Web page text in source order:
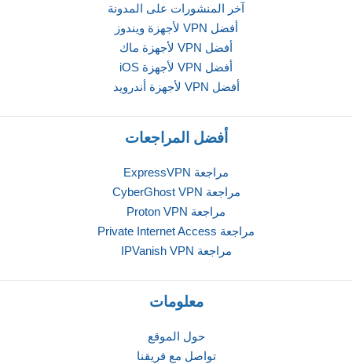
آخر المنشورات على المدونة
أفضل VPN لأجهزة ويندوز
أفضل VPN لأجهزة ماك
أفضل VPN لأجهزة iOS
أفضل VPN لأجهزة أندرويد
أفضل المراجعات
مراجعة ExpressVPN
مراجعة CyberGhost VPN
مراجعة Proton VPN
مراجعة Private Internet Access
مراجعة IPVanish VPN
معلومات
حول الموقع
تواصل مع فريقنا